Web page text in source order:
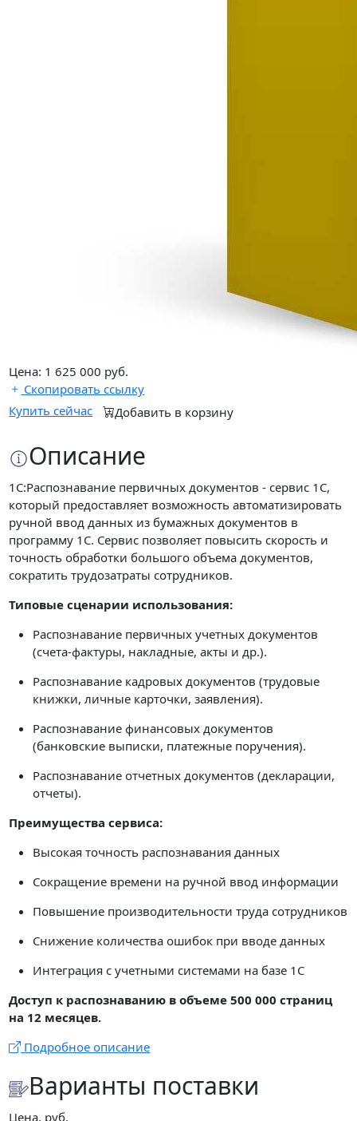
Цена: 1 625 000 руб.
Скопировать ссылку
Купить сейчас
Добавить в корзину
Описание
1С:Распознавание первичных документов - сервис 1С,
который предоставляет возможность автоматизировать
ручной ввод данных из бумажных документов в
программу 1С. Сервис позволяет повысить скорость и
точность обработки большого объема документов,
сократить трудозатраты сотрудников.
Типовые сценарии использования:
Распознавание первичных учетных документов
(счета-фактуры, накладные, акты и др.).
Распознавание кадровых документов (трудовые
книжки, личные карточки, заявления).
Распознавание финансовых документов
(банковские выписки, платежные поручения).
Распознавание отчетных документов (декларации,
отчеты).
Преимущества сервиса:
Высокая точность распознавания данных
Сокращение времени на ручной ввод информации
Повышение производительности труда сотрудников
Снижение количества ошибок при вводе данных
Интеграция с учетными системами на базе 1С
Доступ к распознаванию в объеме 500 000 страниц
на 12 месяцев.
Подробное описание
Варианты поставки
Цена, руб.